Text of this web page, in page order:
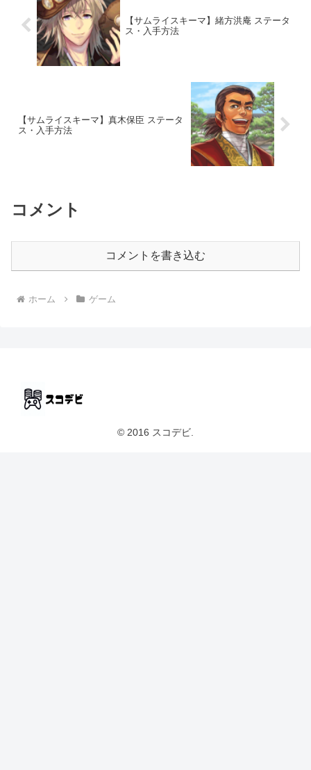
【サムライスキーマ】緒方洪庵 ステータ
ス・入手方法
【サムライスキーマ】真木保臣 ステータ
ス・入手方法
コメント
コメントを書き込む
ホーム ゲーム
© 2016 スコデビ.